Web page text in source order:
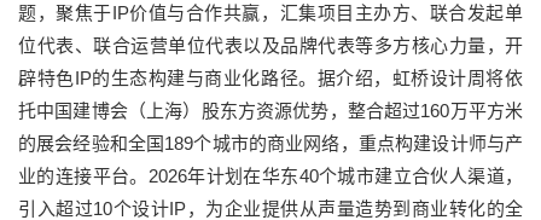
题，聚焦于IP价值与合作共赢，汇集项目主办方、联合发起单
位代表、联合运营单位代表以及品牌代表等多方核心力量，开
辟特色IP的生态构建与商业化路径。据介绍，虹桥设计周将依
托中国建博会（上海）股东方资源优势，整合超过160万平方米
的展会经验和全国189个城市的商业网络，重点构建设计师与产
业的连接平台。2026年计划在华东40个城市建立合伙人渠道，
引入超过10个设计IP，为企业提供从声量造势到商业转化的全